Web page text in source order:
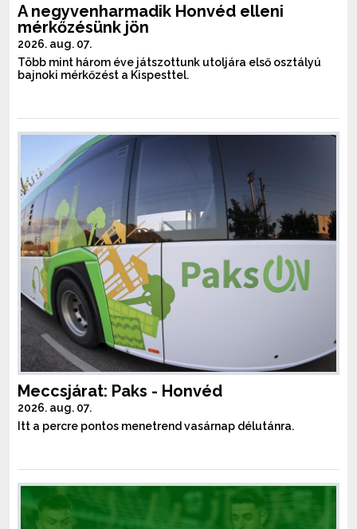
A negyvenharmadik Honvéd elleni
mérkőzésünk jön
2026. aug. 07.
Több mint három éve játszottunk utoljára első osztályú
bajnoki mérkőzést a Kispesttel.
Meccsjárat: Paks - Honvéd
2026. aug. 07.
Itt a percre pontos menetrend vasárnap délutánra.